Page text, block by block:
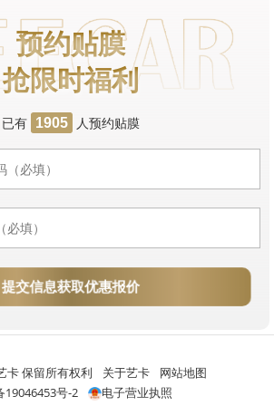
预约贴膜
抢限时福利
已有 1905 人预约贴膜
提交信息获取优惠报价
卡 保留所有权利 关于艺卡
网站地图
19046453号-2
电子营业执照